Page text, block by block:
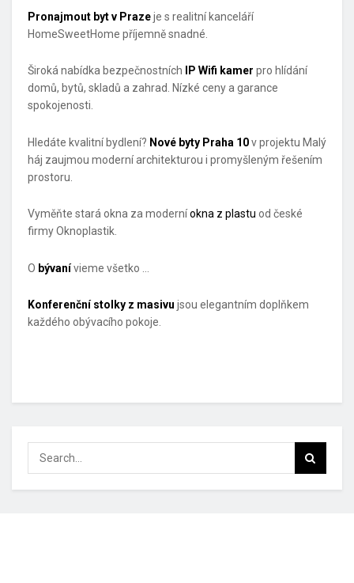
Pronajmout byt v Prazeje s realitní kanceláří
HomeSweetHome příjemně snadné.
Široká nabídka bezpečnostních IP Wifi kamer pro hlídání
domů, bytů, skladů a zahrad. Nízké ceny a garance
spokojenosti.
Hledáte kvalitní bydlení? Nové byty Praha 10v projektu Malý
háj zaujmou moderní architekturou i promyšleným řešením
prostoru.
Vyměňte stará okna za moderníokna z plastu od české
firmy Oknoplastik.
O bývanívieme všetko …
Konferenční stolky z masivu jsou elegantním doplňkem
každého obývacího pokoje.